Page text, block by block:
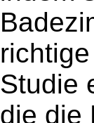
Studie
die die